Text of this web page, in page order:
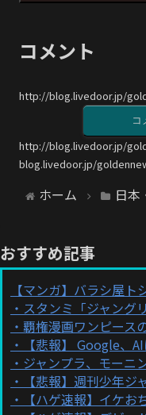
コメント
http://blog.livedoor.jp/
コ
http://blog.livedoor.jp/
blog.livedoor.jp/
ホーム 日本
おすすめ記事
【マンガ】バラシ屋
スタンミ「ジャング
覇権漫画ワンピース
【悲報】 Google、
ジャンプラ、モーニ
【悲報】週刊少年
【ハゲ速報】イケ